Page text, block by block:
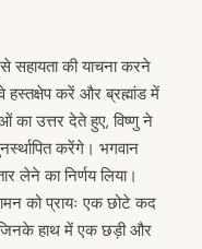
सहायता की याचना करने
हस्तक्षेप करें और ब्रह्मांड में
का उत्तर देते हुए, विष्णु ने
करेंगे। भगवान
लेने का निर्णय लिया।
को प्रायः एक छोटे कद
जिनके हाथ में एक छड़ी और